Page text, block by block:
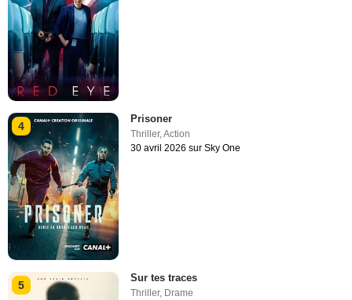
4
Prisoner
Thriller,Action
30 avril 2026 sur Sky One
5
Sur tes traces
Thriller, Drame